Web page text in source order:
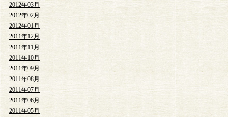
2012年03月
2012年02月
2012年01月
2011年12月
2011年11月
2011年10月
2011年09月
2011年08月
2011年07月
2011年06月
2011年05月